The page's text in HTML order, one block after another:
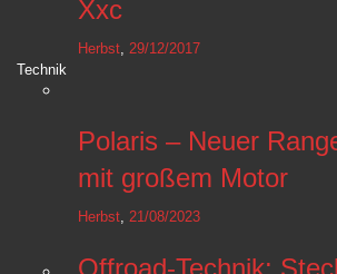
Xxc
Herbst 29/12/2017
Technik
Polaris – Neuer
mit großem Motor
Herbst 21/08/2023
Offroad-Technik: